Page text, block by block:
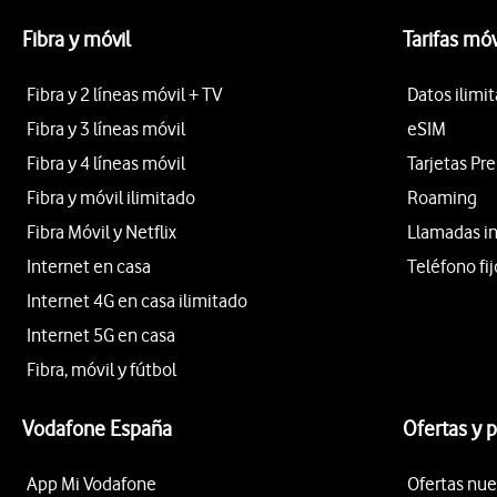
Fibra y móvil
Fibra y 2 líneas móvil + TV
Fibra y 3 líneas móvil
Fibra y 4 líneas móvil
Fibra y móvil ilimitado
Fibra Móvil y Netflix
Internet en casa
Internet 4G en casa ilimitado
Internet 5G en casa
Fibra, móvil y fútbol
Tarifas
Datos
eSIM
Tarjetas
Roaming
Llamadas
Teléfono
Vodafone España
App Mi Vodafone
Ofertas y
Ofertas